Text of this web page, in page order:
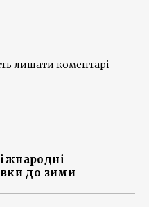
лишати коментарі
до зими